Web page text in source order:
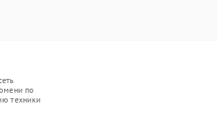
по
техники